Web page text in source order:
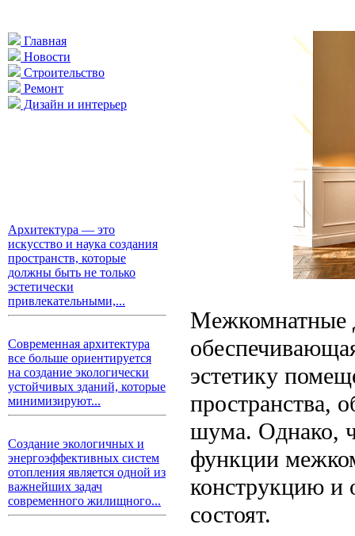
Главная
Новости
Строительство
Ремонт
Дизайн и интерьер
Архитектура — это
искусство и наука создания
пространств, которые
должны быть не только
эстетически
привлекательными,...
Современная архитектура
все больше ориентируется
на создание экологически
устойчивых зданий, которые
минимизируют...
Создание экологичных и
энергоэффективных систем
отопления является одной из
важнейших задач
современного жилищного...
Межкомнатные
эстетику
пространства,
шума. Однако,
функции
конструкцию и
состоят.